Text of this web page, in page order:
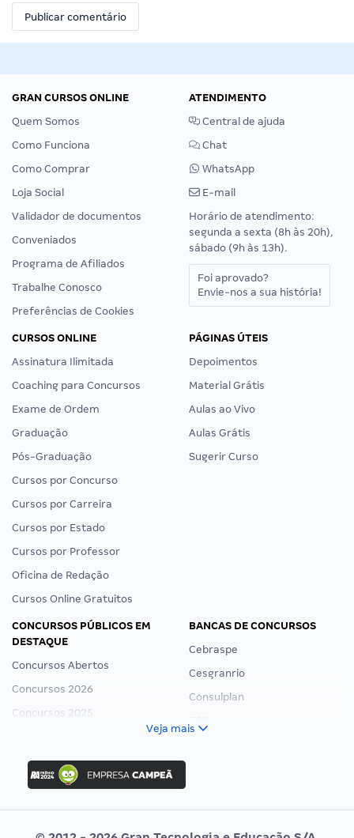
GRAN CURSOS ONLINE
Quem Somos
Como Funciona
Como Comprar
Loja Social
Validador de documentos
Conveniados
Programa de Afiliados
Trabalhe Conosco
Preferências de Cookies
ATENDIMENTO
Central de ajuda
Chat
WhatsApp
E-mail
Horário de atendimento:
segunda a sexta (8h às 20h),
sábado (9h às 13h).
Foi aprovado?
Envie-nos a sua história!
CURSOS ONLINE
Assinatura Ilimitada
Coaching para Concursos
Exame de Ordem
Graduação
Pós-Graduação
Cursos por Concurso
Cursos por Carreira
Cursos por Estado
Cursos por Professor
Oficina de Redação
Cursos Online Gratuitos
PÁGINAS ÚTEIS
Depoimentos
Material Grátis
Aulas ao Vivo
Aulas Grátis
Sugerir Curso
CONCURSOS PÚBLICOS EM
DESTAQUE
Concursos Abertos
Concursos 2026
Concursos 2025
Concurso Ibama
Concurso MPU
Editais publicados
BANCAS DE CONCURSOS
Cebraspe
Cesgranrio
Consulplan
Veja mais